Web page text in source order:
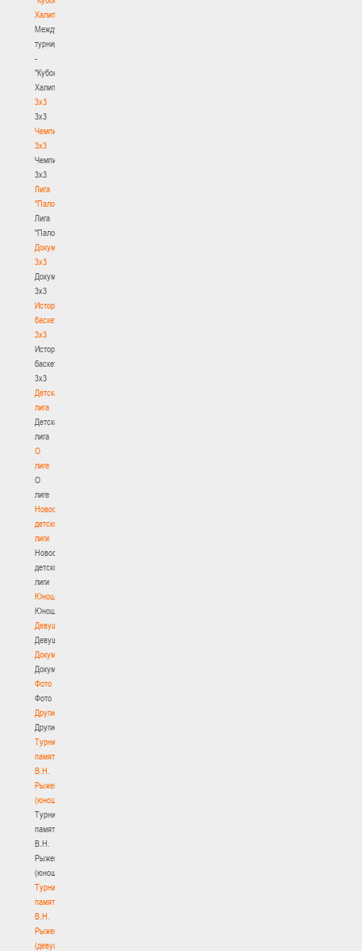
Халипского"
Международный
турнир
-
"Кубок
Халипского"
3x3
3x3
Чемпионат
3х3
Чемпионат
3х3
Лига
"Палова"
Лига
"Палова"
Документы
3х3
Документы
3х3
История
баскетбола
3х3
История
баскетбола
3х3
Детская
лига
Детская
лига
О
лиге
О
лиге
Новости
детской
лиги
Новости
детской
лиги
Юноши
Юноши
Девушки
Девушки
Документы
Документы
Фото
Фото
Другие
Другие
Турнир
памяти
В.Н.
Рыженкова
(юноши)
Турнир
памяти
В.Н.
Рыженкова
(юноши)
Турнир
памяти
В.Н.
Рыженкова
(девушки)